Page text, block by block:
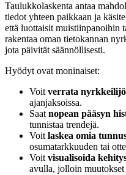
Taulukkolaskenta antaa
tiedot yhteen paikkaan ja
että luottaisit muistiinpanoihin
rakentaa oman tietokannan
jota päivität säännöllisesti.
Hyödyt ovat moninaiset:
Voitverrata
ajanjaksoissa.
Saatnopean pääsyn
tunnistaa trendejä.
Voitlaskea omia
osumatarkkuuden tai
Voitvisualisoida
avulla, jolloin muutokset